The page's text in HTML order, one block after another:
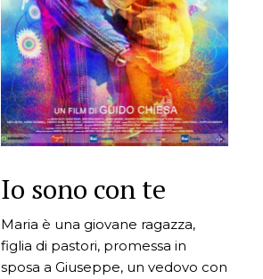
Io sono con te
Maria è una giovane ragazza,
figlia di pastori, promessa in
sposa a Giuseppe, un vedovo con